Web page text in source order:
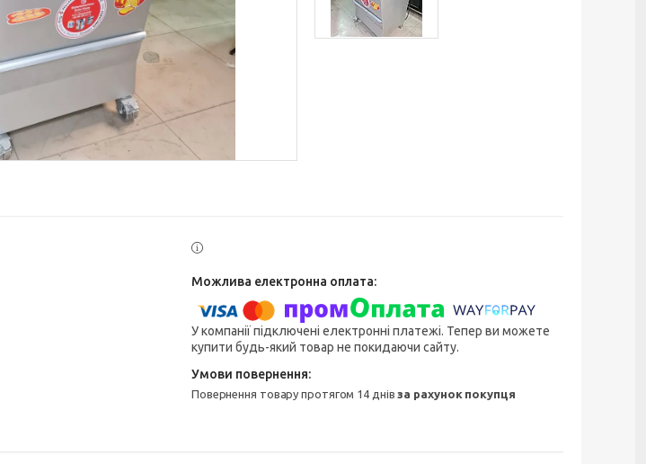
У компанії підключені електронні платежі. Тепер ви можете
купити будь-який товар не покидаючи сайту.
повернення товару протягом 14 днівза рахунок покупця